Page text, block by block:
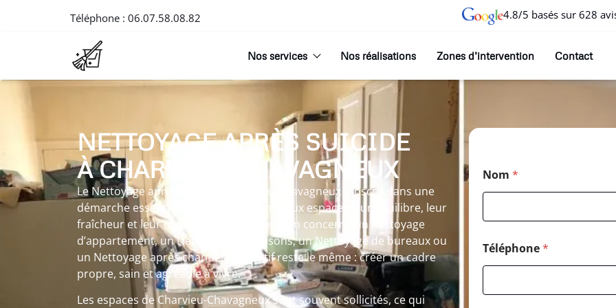
Téléphone : 06.07.58.08.82 4.8/5 basés sur 628
Nos services Nos réalisations Zones d’intervention Contact
NETTOYAGE APRÈS SUICIDE
À CHARVIEU-CHAVAGNEUX
Le Nettoyage après suicide à Charvieu-Chavagneux s’inscrit dans une
démarche essentielle visant à redonner aux espaces leur équilibre, leur
fraîcheur et leur confort. Que l’intervention concerne un Nettoyage
d’appartement, un Nettoyage de maisons, un Nettoyage de bureaux ou
un Nettoyage après chantier, l’objectif reste le même : créer un cadre
propre, sain et agréable à vivre.
Les espaces de Charvieu-Chavagneux sont souvent sollicités, ce qui
Nom *
Téléphone*